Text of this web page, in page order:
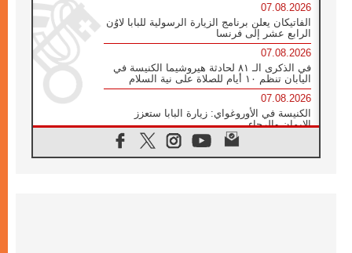
07.08.2026
الفاتيكان يعلن برنامج الزيارة الرسولية للبابا لاوُن
الرابع عشر إلى فرنسا
07.08.2026
في الذكرى الـ ٨١ لحادثة هيروشيما الكنيسة في
اليابان تنظم ١٠ أيام للصلاة على نية السلام
07.08.2026
الكنيسة في الأوروغواي: زيارة البابا ستعزز
الإيمان والرجاء
الاجتماع الشهري للمطارنة الموارنة